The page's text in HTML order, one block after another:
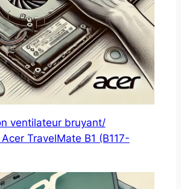
ventilateur bruyant/
TravelMate B1 (B117-